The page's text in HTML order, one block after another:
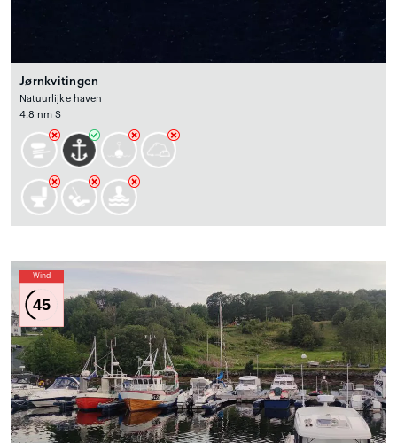
Jørnkvitingen
Natuurlijke haven
4.8 nm S
Wind
45